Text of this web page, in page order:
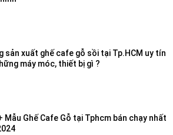
sản xuất ghế cafe gỗ sồi tại Tp.HCM uy tín
máy móc, thiết bị gì ?
Mẫu Ghế Cafe Gỗ tại Tphcm bán chạy nhất